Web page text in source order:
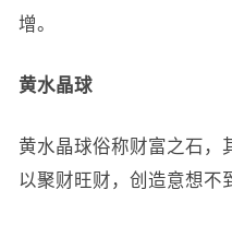
增。
黄水晶球
黄水晶球俗称财富之石，
以聚财旺财，创造意想不